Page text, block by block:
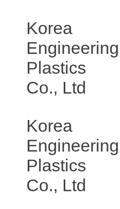
Korea
Engineering
Plastics
Co., Ltd
Korea
Engineering
Plastics
Co., Ltd